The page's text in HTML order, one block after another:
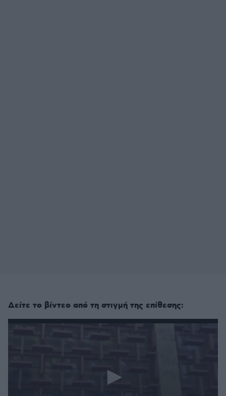
Δείτε το βίντεο από τη στιγμή της επίθεσης: